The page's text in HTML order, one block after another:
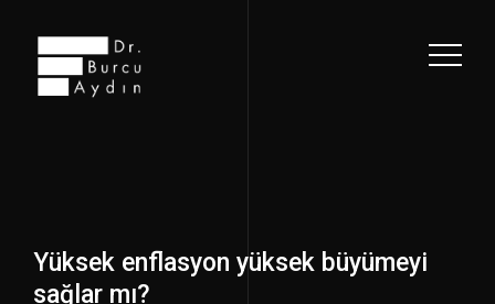
Yüksek enflasyon yüksek büyümeyi
sağlar mı?